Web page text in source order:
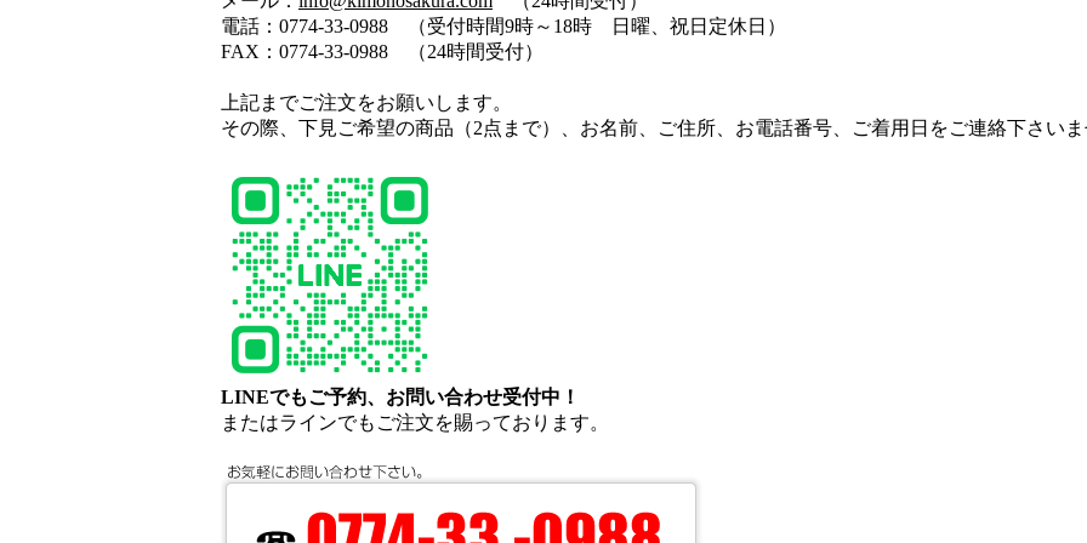
電話：0774-33-0988 （受付時間9時～18時 日曜、祝日定休日）
FAX：0774-33-0988 （24時間受付）
上記までご注文をお願いします。
その際、下見ご希望の商品（2点まで）、お名前、ご住所、お電話番号、ご着用日をご連絡下さい
LINEでもご予約、お問い合わせ受付中！
またはラインでもご注文を賜っております。